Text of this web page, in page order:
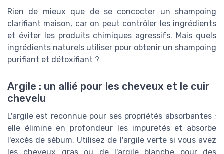
Rien de mieux que de se concocter un shampoing
clarifiant maison, car on peut contrôler les ingrédients
et éviter les produits chimiques agressifs. Mais quels
ingrédients naturels utiliser pour obtenir un shampoing
purifiant et détoxifiant ?
Argile : un allié pour les cheveux et le cuir
chevelu
L'argile est reconnue pour ses propriétés absorbantes ;
elle élimine en profondeur les impuretés et absorbe
l'excès de sébum. Utilisez de l'argile verte si vous avez